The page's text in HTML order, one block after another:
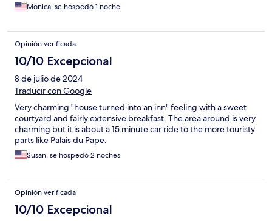
Monica, se hospedó 1 noche
Opinión verificada
10/10 Excepcional
8 de julio de 2024
Traducir con Google
Very charming "house turned into an inn" feeling with a sweet
courtyard and fairly extensive breakfast. The area around is very
charming but it is about a 15 minute car ride to the more touristy
parts like Palais du Pape.
Susan, se hospedó 2 noches
Opinión verificada
10/10 Excepcional